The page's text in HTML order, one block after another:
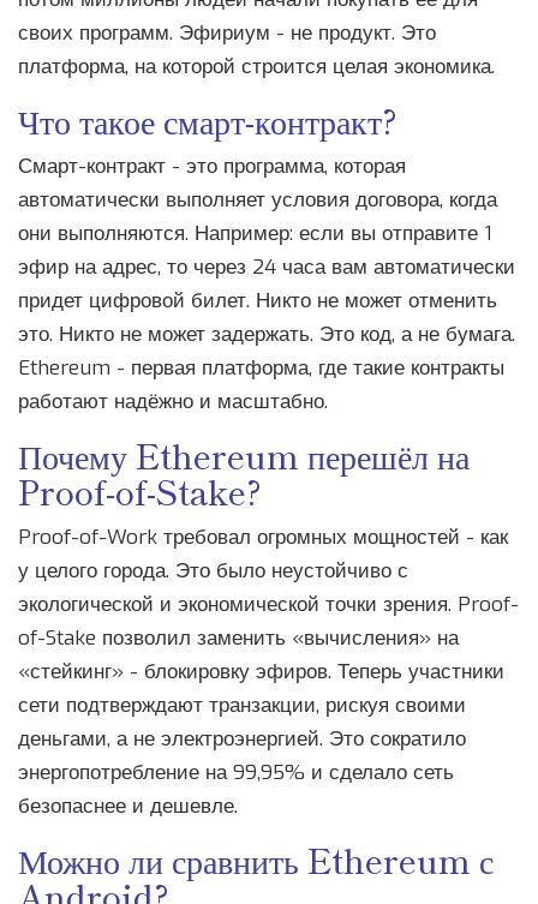
своих программ. Эфириум - не продукт. Это
платформа, на которой строится целая экономика.
Что такое смарт-контракт?
Смарт-контракт - это программа, которая
автоматически выполняет условия договора, когда
они выполняются. Например: если вы отправите 1
эфир на адрес, то через 24 часа вам автоматически
придет цифровой билет. Никто не может отменить
это. Никто не может задержать. Это код, а не бумага.
Ethereum - первая платформа, где такие контракты
работают надёжно и масштабно.
Почему Ethereum перешёл на
Proof-of-Stake?
Proof-of-Work требовал огромных мощностей - как
у целого города. Это было неустойчиво с
экологической и экономической точки зрения. Proof-
of-Stake позволил заменить «вычисления» на
«стейкинг» - блокировку эфиров. Теперь участники
сети подтверждают транзакции, рискуя своими
деньгами, а не электроэнергией. Это сократило
энергопотребление на 99,95% и сделало сеть
безопаснее и дешевле.
Можно ли сравнить Ethereum с